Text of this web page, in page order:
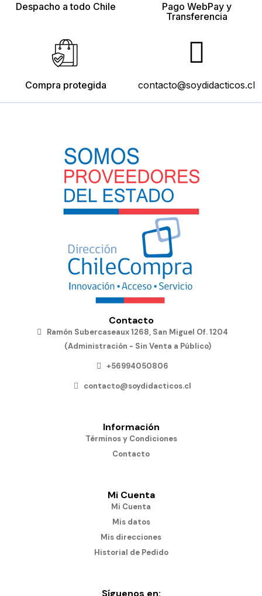
Despacho a todo Chile
Pago WebPay y
Transferencia
Compra protegida contacto@soydidacticos.cl
Contacto
Ramón Subercaseaux 1268, San Miguel Of. 1204
(Administración - Sin Venta a Público)
+56994050806
contacto@soydidacticos.cl
Información
Términos y Condiciones
Contacto
Mi Cuenta
Mi Cuenta
Mis datos
Mis direcciones
Historial de Pedido
Síguenos en: